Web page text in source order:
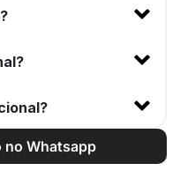
no Whatsapp